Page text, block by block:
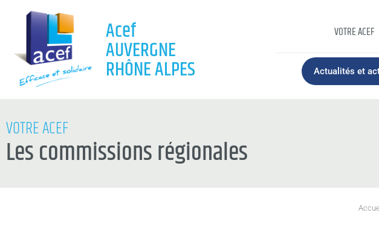
Acef
AUVERGNE
RHÔNE ALPES
VOTRE ACEF
Actualités et
VOTRE ACEF
Les commissions régionales